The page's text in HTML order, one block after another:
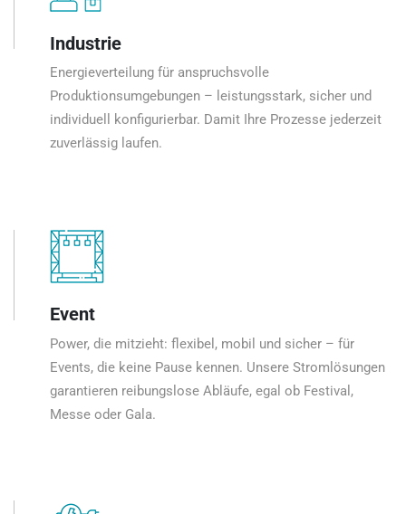
Industrie
Energieverteilung für anspruchsvolle
Produktionsumgebungen – leistungsstark, sicher und
individuell konfigurierbar. Damit Ihre Prozesse jederzeit
zuverlässig laufen.
Event
Power, die mitzieht: flexibel, mobil und sicher – für
Events, die keine Pause kennen. Unsere Stromlösungen
garantieren reibungslose Abläufe, egal ob Festival,
Messe oder Gala.